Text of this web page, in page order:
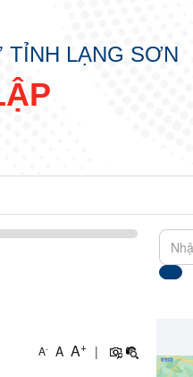
LẠNG SƠN
A- A A+ |